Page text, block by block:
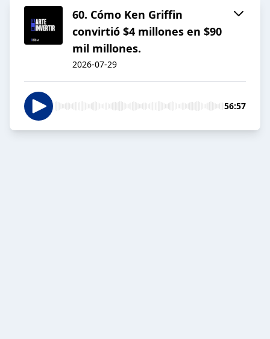
60. Cómo Ken Griffin
convirtió $4 millones en $90
mil millones.
2026-07-29
56:57